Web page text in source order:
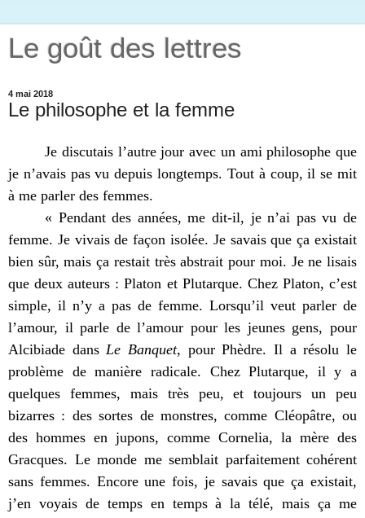
Le goût des lettres
4 mai 2018
Le philosophe et la femme
Je discutais l’autre jour avec un ami philosophe que
je n’avais pas vu depuis longtemps. Tout à coup, il se mit
à me parler des femmes.
« Pendant des années, me dit-il, je n’ai pas vu de
femme. Je vivais de façon isolée. Je savais que ça existait
bien sûr, mais ça restait très abstrait pour moi. Je ne lisais
que deux auteurs : Platon et Plutarque. Chez Platon, c’est
simple, il n’y a pas de femme. Lorsqu’il veut parler de
l’amour, il parle de l’amour pour les jeunes gens, pour
Alcibiade dans Le Banquet, pour Phèdre. Il a résolu le
problème de manière radicale. Chez Plutarque, il y a
quelques femmes, mais très peu, et toujours un peu
bizarres : des sortes de monstres, comme Cléopâtre, ou
des hommes en jupons, comme Cornelia, la mère des
Gracques. Le monde me semblait parfaitement cohérent
sans femmes. Encore une fois, je savais que ça existait,
j’en voyais de temps en temps à la télé, mais ça me